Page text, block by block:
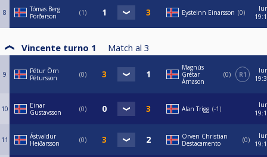
8
Tómas Berg
Þórðarson
1 Eysteinn Einarsson 0
Vincente turno 1 Match al 3
9
Pétur Örn
Pétursson
0
Magnús
Grétar
Árnason
0 R1
10
Einar
Gustavsson
0 Alan Trigg -1
11
Ástvaldur
Heiðarsson
0
Orven Christian
Destacamento
0